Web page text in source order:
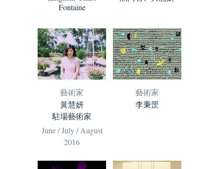
Fontaine
藝術家
黃慧妍
駐場藝術家
June / July / August
2016
藝術家
李秉罡